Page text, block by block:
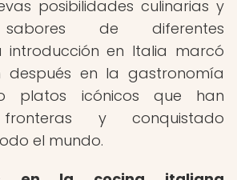
posibilidades culinarias y
sabores de diferentes
introducción en Italia marcó
en la gastronomía
platos icónicos que han
y conquistado
el mundo.